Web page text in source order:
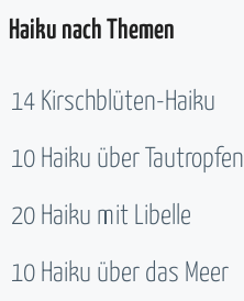
Haiku nach Themen
14 Kirschblüten-Haiku
10 Haiku über Tautropfen
20 Haiku mit Libelle
10 Haiku über das Meer